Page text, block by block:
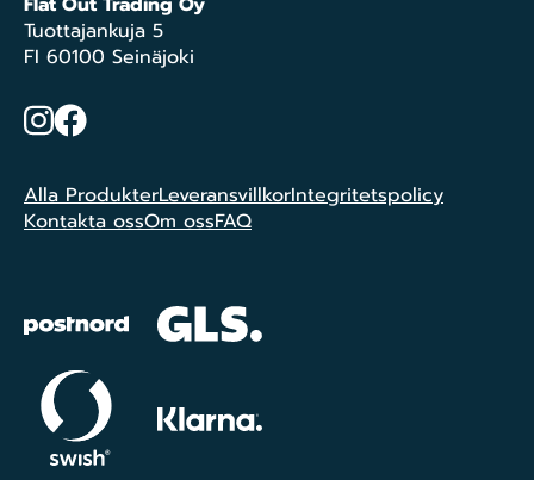
Tuottajankuja 5
FI 60100 Seinäjoki
Instagram
Facebook
Alla ProdukterLeveransvillkorIntegritetspolicy
Kontakta ossOm ossFAQ